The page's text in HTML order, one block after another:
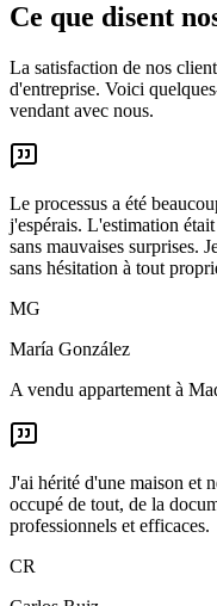
Ce que disent
La satisfaction de nos
d'entreprise. Voici
vendant avec nous.
Le processus a été
j'espérais. L'estimation
sans mauvaises surprises.
sans hésitation à tout
MG
María González
A vendu appartement à
J'ai hérité d'une maison et
occupé de tout, de la
professionnels et efficaces.
CR